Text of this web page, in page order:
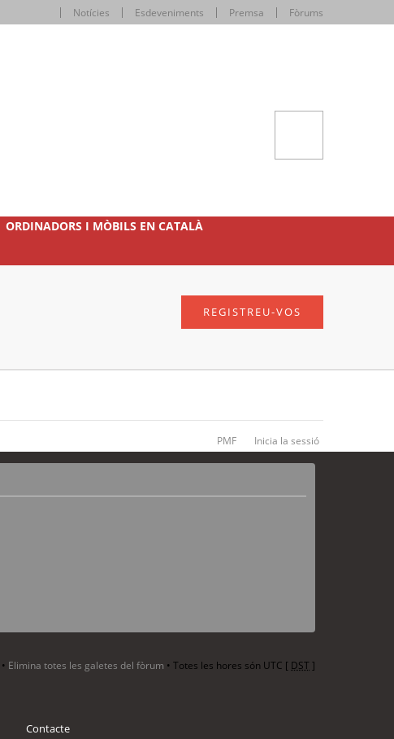
Notícies Esdeveniments Premsa Fòrums
ORDINADORS I MÒBILS EN CATALÀ
REGISTREU-VOS
PMF Inicia la sessió
• Elimina totes les galetes del fòrum • Totes les hores són UTC [ DST]
Contacte